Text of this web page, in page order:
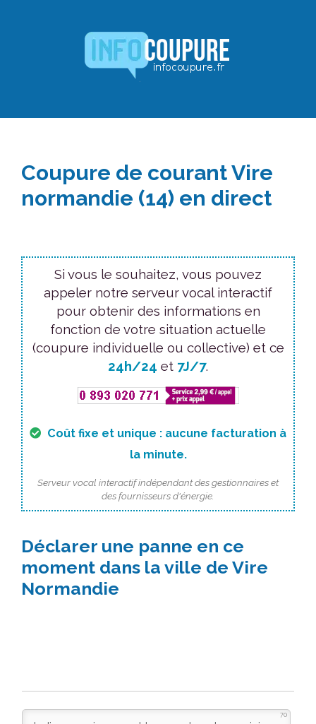
Coupure de courant Vire
normandie (14) en direct
Si vous le souhaitez, vous pouvez
appeler notre serveur vocal interactif
pour obtenir des informations en
fonction de votre situation actuelle
(coupure individuelle ou collective) et ce
24h/24 et 7J/7.
Coût fixe et unique : aucune facturation à
la minute.
Serveur vocal interactif indépendant des gestionnaires et
des fournisseurs d'énergie.
Déclarer une panne en ce
moment dans la ville de Vire
Normandie
70